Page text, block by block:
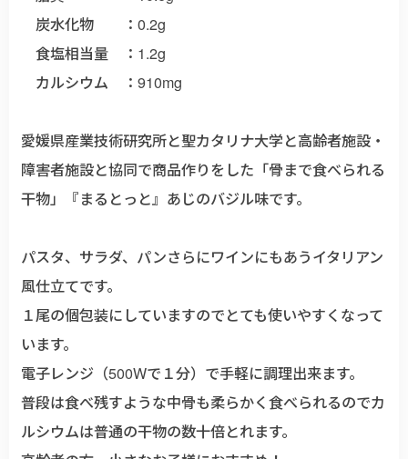
炭水化物 ：0.2g
食塩相当量 ：1.2g
カルシウム ：910mg
愛媛県産業技術研究所と聖カタリナ大学と高齢者施設・
障害者施設と協同で商品作りをした「骨まで食べられる
干物」『まるとっと』あじのバジル味です。
パスタ、サラダ、パンさらにワインにもあうイタリアン
風仕立てです。
１尾の個包装にしていますのでとても使いやすくなって
います。
電子レンジ（500Wで１分）で手軽に調理出来ます。
普段は食べ残すような中骨も柔らかく食べられるのでカ
ルシウムは普通の干物の数十倍とれます。